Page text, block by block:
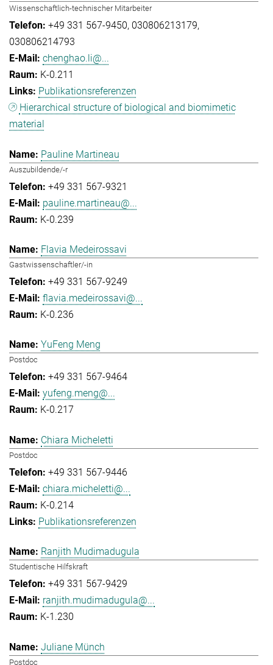
Wissenschaftlich-technischer Mitarbeiter
+49 331 567-9450 030806213179
030806214793
chenghao.li@...
K-0.211
Publikationsreferenzen
Hierarchical structure of biological and biomimetic
material
Pauline Martineau
Auszubildende/-r
+49 331 567-9321
pauline.martineau@...
K-0.239
Flavia Medeirossavi
Gastwissenschaftler/-in
+49 331 567-9249
flavia.medeirossavi@...
K-0.236
YuFeng Meng
Postdoc
+49 331 567-9464
yufeng.meng@...
K-0.217
Chiara Micheletti
Postdoc
+49 331 567-9446
chiara.micheletti@...
K-0.214
Publikationsreferenzen
Ranjith Mudimadugula
Studentische Hilfskraft
+49 331 567-9429
ranjith.mudimadugula@...
K-1.230
Juliane Münch
Postdoc